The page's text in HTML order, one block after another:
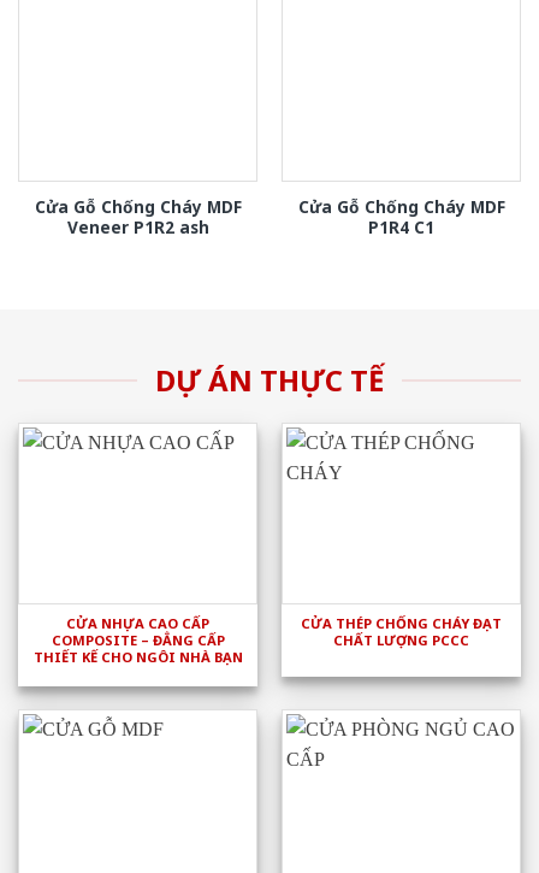
Cửa Gỗ Chống Cháy MDF
Veneer P1R2 ash
Cửa Gỗ Chống Cháy MDF
P1R4 C1
DỰ ÁN THỰC TẾ
CỬA NHỰA CAO CẤP
COMPOSITE – ĐẲNG CẤP
THIẾT KẾ CHO NGÔI NHÀ BẠN
CỬA THÉP CHỐNG CHÁY ĐẠT
CHẤT LƯỢNG PCCC